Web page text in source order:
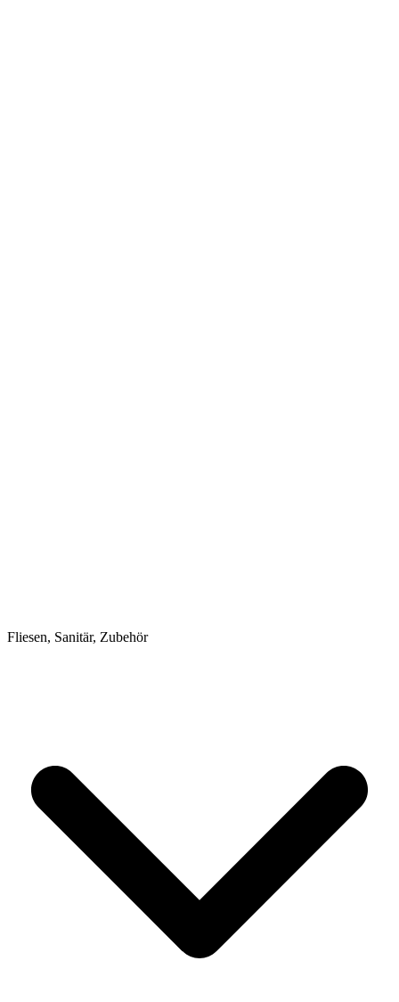
Fliesen, Sanitär, Zubehör